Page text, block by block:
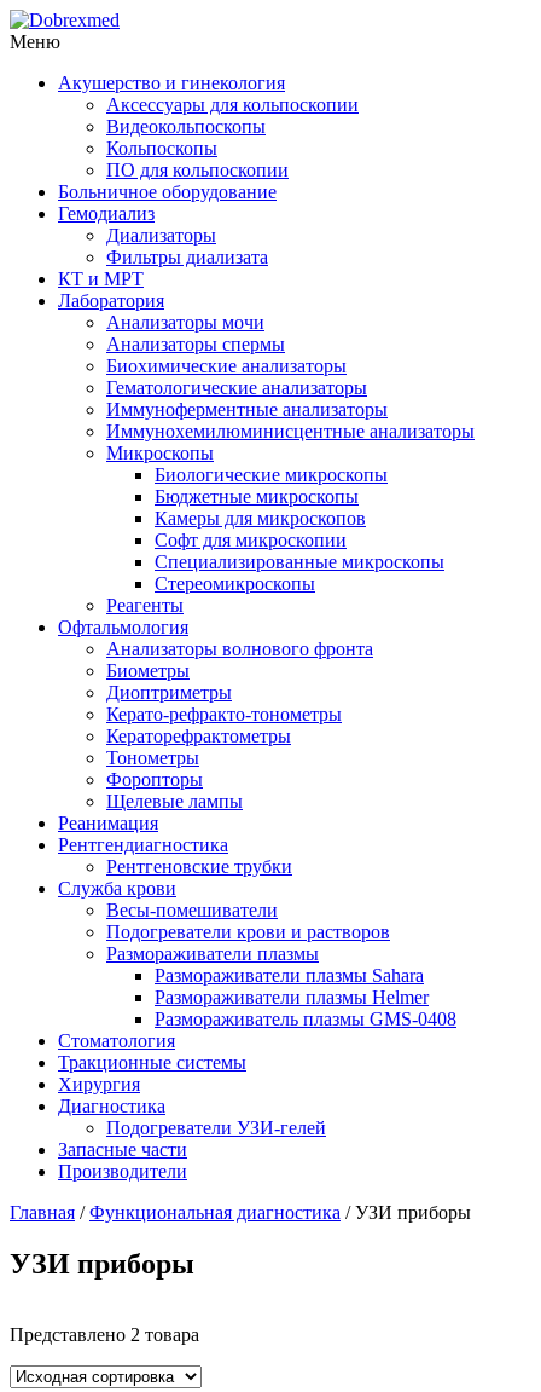
Меню
Акушерство и гинекология
Аксессуары для кольпоскопии
Видеокольпоскопы
Кольпоскопы
ПО для кольпоскопии
Больничное оборудование
Гемодиализ
Диализаторы
Фильтры диализата
КТ и МРТ
Лаборатория
Анализаторы мочи
Анализаторы спермы
Биохимические анализаторы
Гематологические анализаторы
Иммуноферментные анализаторы
Иммунохемилюминисцентные анализаторы
Микроскопы
Биологические микроскопы
Бюджетные микроскопы
Камеры для микроскопов
Софт для микроскопии
Специализированные микроскопы
Стереомикроскопы
Реагенты
Офтальмология
Анализаторы волнового фронта
Биометры
Диоптриметры
Керато-рефракто-тонометры
Кераторефрактометры
Тонометры
Форопторы
Щелевые лампы
Реанимация
Рентгендиагностика
Рентгеновские трубки
Служба крови
Весы-помешиватели
Подогреватели крови и растворов
Размораживатели плазмы
Размораживатели плазмы Sahara
Размораживатели плазмы Helmer
Размораживатель плазмы GMS-0408
Стоматология
Тракционные системы
Хирургия
Диагностика
Подогреватели УЗИ-гелей
Запасные части
Производители
Главная /Функциональная диагностика / УЗИ приборы
УЗИ приборы
Представлено 2 товара